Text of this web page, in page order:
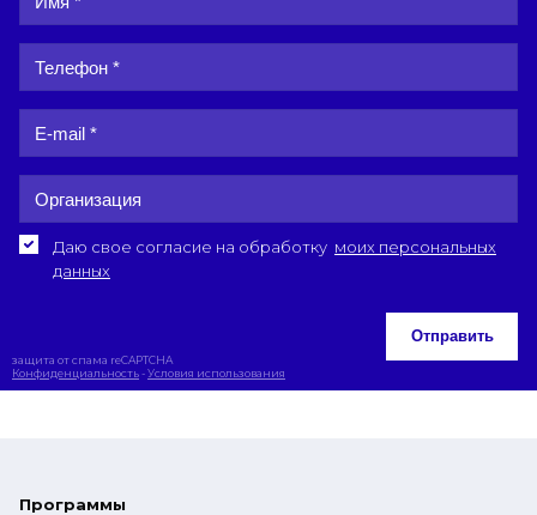
Даю свое согласие на обработку моих персональных
данных
Отправить
защита от спама reCAPTCHA
Конфиденциальность-Условия использования
Программы